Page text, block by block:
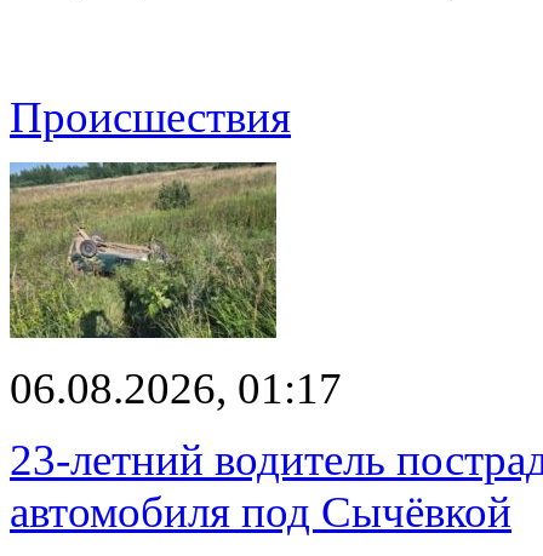
Происшествия
06.08.2026, 01:17
23-летний водитель
автомобиля под Сычёвкой